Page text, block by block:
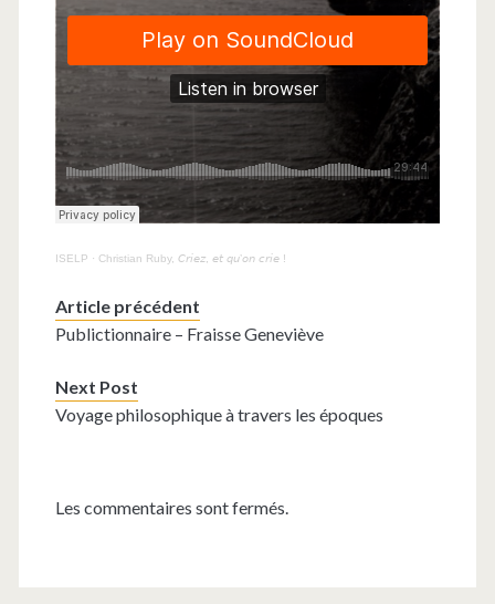
ISELP · Christian Ruby, 𝘊𝘳𝘪𝘦𝘻, 𝘦𝘵 𝘲𝘶’𝘰𝘯 𝘤𝘳𝘪𝘦 !
Article précédent
Publictionnaire – Fraisse Geneviève
Next Post
Voyage philosophique à travers les époques
Les commentaires sont fermés.